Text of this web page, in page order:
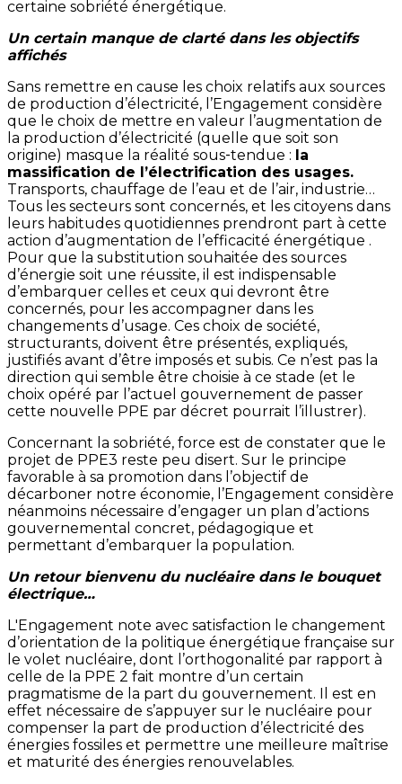
certaine sobriété énergétique.
Un certain manque de clarté dans les objectifs
affichés
Sans remettre en cause les choix relatifs aux sources
de production d’électricité, l’Engagement considère
que le choix de mettre en valeur l’augmentation de
la production d’électricité (quelle que soit son
origine) masque la réalité sous‑tendue : la
massification de l’électrification des usages.
Transports, chauffage de l’eau et de l’air, industrie…
Tous les secteurs sont concernés, et les citoyens dans
leurs habitudes quotidiennes prendront part à cette
action d’augmentation de l’efficacité énergétique .
Pour que la substitution souhaitée des sources
d’énergie soit une réussite, il est indispensable
d’embarquer celles et ceux qui devront être
concernés, pour les accompagner dans les
changements d’usage. Ces choix de société,
structurants, doivent être présentés, expliqués,
justifiés avant d’être imposés et subis. Ce n’est pas la
direction qui semble être choisie à ce stade (et le
choix opéré par l’actuel gouvernement de passer
cette nouvelle PPE par décret pourrait l’illustrer).
Concernant la sobriété, force est de constater que le
projet de PPE3 reste peu disert. Sur le principe
favorable à sa promotion dans l’objectif de
décarboner notre économie, l’Engagement considère
néanmoins nécessaire d’engager un plan d’actions
gouvernemental concret, pédagogique et
permettant d’embarquer la population.
Un retour bienvenu du nucléaire dans le bouquet
électrique…
L'Engagement note avec satisfaction le changement
d’orientation de la politique énergétique française sur
le volet nucléaire, dont l’orthogonalité par rapport à
celle de la PPE 2 fait montre d’un certain
pragmatisme de la part du gouvernement. Il est en
effet nécessaire de s’appuyer sur le nucléaire pour
compenser la part de production d’électricité des
énergies fossiles et permettre une meilleure maîtrise
et maturité des énergies renouvelables.